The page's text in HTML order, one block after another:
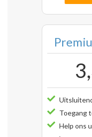
Toegang
Help ons